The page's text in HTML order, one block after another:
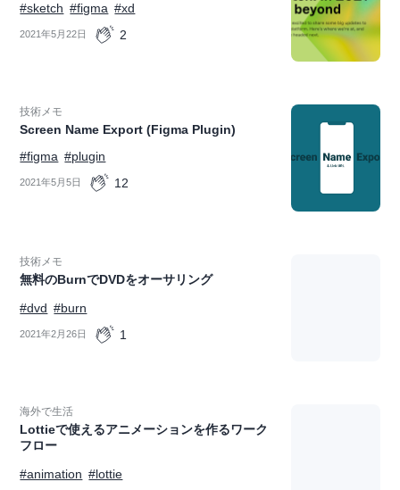
#sketch #figma #xd
2021年5月22日 2
技術メモ
Screen Name Export (Figma Plugin)
#figma #plugin
2021年5月5日 12
技術メモ
無料のBurnでDVDをオーサリング
#dvd #burn
2021年2月26日 1
海外で生活
Lottieで使えるアニメーションを作るワーク
フロー
#animation #lottie